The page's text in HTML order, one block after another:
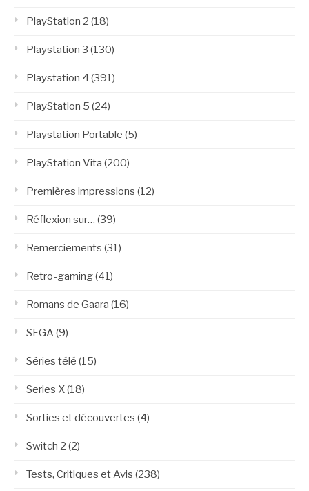
PlayStation 2 (18)
Playstation 3 (130)
Playstation 4 (391)
PlayStation 5 (24)
Playstation Portable (5)
PlayStation Vita (200)
Premières impressions (12)
Réflexion sur… (39)
Remerciements (31)
Retro-gaming(41)
Romans de Gaara (16)
SEGA(9)
Séries télé (15)
Series X(18)
Sorties et découvertes (4)
Switch 2 (2)
Tests, Critiques et Avis (238)